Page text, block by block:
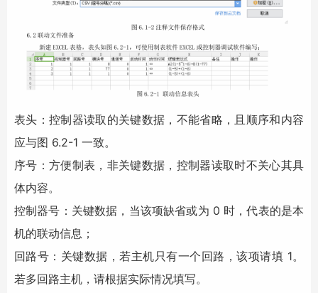
表头：控制器读取的关键数据，不能省略，且顺序和内容
应与图 6.2-1 一致。
序号：方便制表，非关键数据，控制器读取时不关心其具
体内容。
控制器号：关键数据，当该项缺省或为 0 时，代表的是本
机的联动信息；
回路号：关键数据，若主机只有一个回路，该项请填 1。
若多回路主机，请根据实际情况填写。